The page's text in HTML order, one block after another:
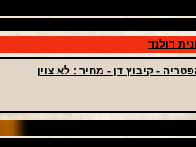
רולנד
- קיבוץ דן - מחיר : לא צוין